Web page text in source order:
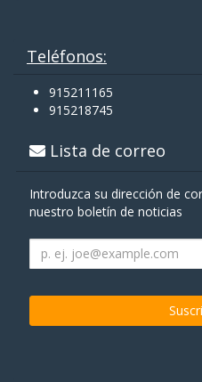
Teléfonos:
915211165
915218745
Lista de correo
Introduzca su dirección de
nuestro boletín de noticias